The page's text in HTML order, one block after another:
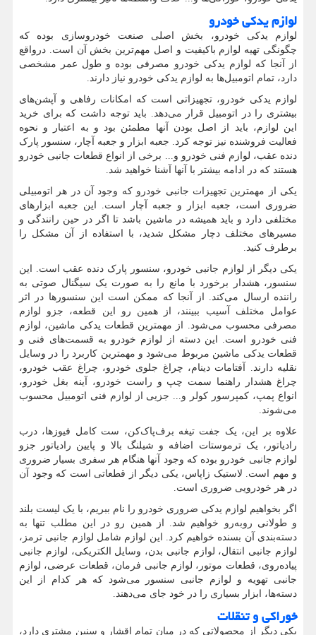
لوازم یدکی خودرو
لوازم یدکی خودرو، بخش اصلی صنعت خودروسازی بوده که
چگونگی تهیه لوازم باکیفیت و اصل مهم‌ترین بخش آن است. درواقع
از آنجا که لوازم یدکی خودرو مصرفی بوده و طول عمر مشخصی
دارد، تمام اتومبیل‌ها به لوازم یدکی خودرو نیاز دارند.
لوازم یدکی خودرو، تجهیزاتی است که امکانات رفاهی و آپشن‌های
بیشتری را در اتومبیل قرار می‌دهد. باید توجه داشت که برای خرید
این لوازم، باید از اصل بودن آنها مطمئن بود و به اعتبار و نحوه
فعالیت فروشنده نیز توجه کرد. جعبه ابزار و جعبه آچار، سنسور پارک
دنده عقب، لوازم فنی خودرو و... برخی از انواع قطعات جانبی خودرو
هستند که در ادامه بیشتر با آنها آشنا خواهید شد.
یکی از مهمترین تجهیزات جانبی خودرو که وجود آن در هر اتومبیلی
ضروری است، جعبه ابزار و جعبه آچار است. این جعبه ابزارهای
مختلفی دارد و باید همیشه در ماشین باشد تا اگر در حین رانندگی و
مسیرهای مختلف دچار مشکل شدید، با استفاده از آن مشکل را
برطرف کنید.
یکی دیگر از لوازم جانبی خودرو، سنسور پارک دنده عقب است. این
سنسور، هشدار برخورد با مانع را به صورت یک سیگنال صوتی به
راننده ارسال می‌کند. از آنجا که ممکن است این سنسورها در اثر
عوامل مختلف آسیب ببینند، از همین رو این قطعه، جزو لوازم
مصرفی محسوب می‌شود. از مهمترین قطعات یدکی ماشین، لوازم
فنی خودرو است. این دسته از لوازم خودرو به قسمت‌های فنی و
قطعات یدکی ماشین مربوط می‌شود و مهمترین کاربرد را در وسایل
نقلیه دارند. آفتامات دینام، چراغ جلوی خودرو، چراغ عقب خودرو،
چراغ هشدار راهنما سمت چپ و راست خودرو، آینه بغل خودرو،
انواع پمپ، کمپرسور کولر و... جزیی از لوازم فنی اتومبیل محسوب
می‌شوند.
علاوه بر این، یک جفت تیغه برف‌پاک‌کن، ست کامل فیوز‌ها، درب
رادیاتور، یک ترموستات اضافه و شیلنگ بالا و پایین رادیاتور جزو
لوازم جانبی خودرو بوده که وجود آنها هنگام هر سفری بسیار ضروری
و مهم است. لاستیک زاپاس، یکی دیگر از قطعاتی است که وجود آن
در هر خودرویی ضروری است.
اگر بخواهیم لوازم یدکی ضروری خودرو را نام ببریم، با یک لیست بلند
و طولانی روبه‌رو خواهیم شد. از همین رو در این مطلب تنها به
دسته‌بندی آن بسنده خواهیم کرد. این لوازم شامل لوازم جانبی ترمز،
لوازم جانبی انتقال، لوازم جانبی بدن، وسایل الکتریکی، لوازم جانبی
پیاده‌روی، قطعات موتور، لوازم جانبی فرمان، قطعات عرضی، لوازم
جانبی تهویه و لوازم جانبی سنسور می‌شود که هر کدام از این
دسته‌ها، ابزار بسیاری را در خود جای می‌دهند.
خوراکی و تنقلات
یکی دیگر از محصولاتی که در میان تمام اقشار و سنین مشتری دارد،